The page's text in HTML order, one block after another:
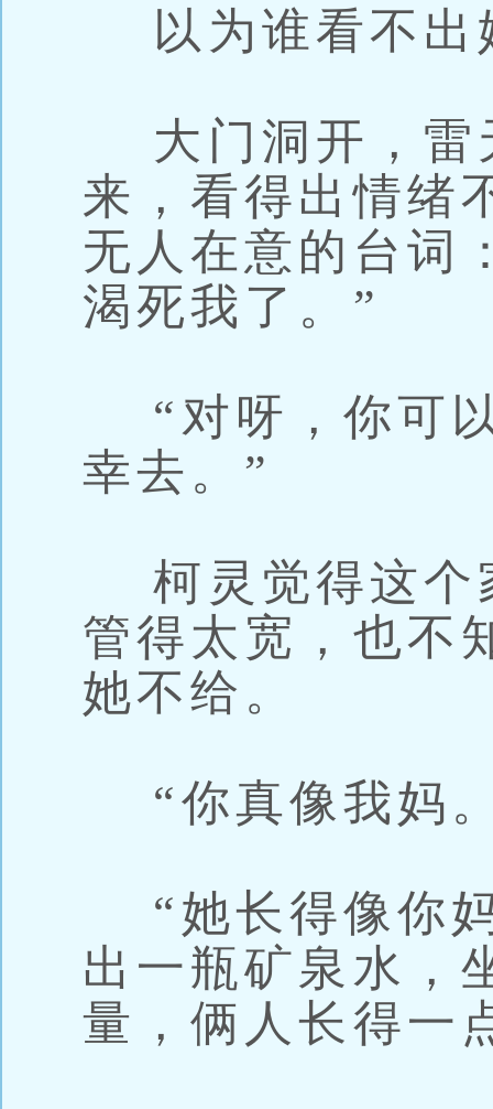
以为谁看不出
大门洞开，雷
来，看得出情绪
无人在意的台词
渴死我了。”
“对呀，你可
幸去。”
柯灵觉得这个
管得太宽，也不
她不给。
“你真像我妈
“她长得像你
出一瓶矿泉水，
量，俩人长得一